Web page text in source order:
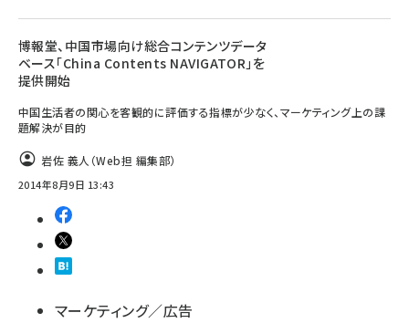
博報堂、中国市場向け総合コンテンツデータ
ベース「China Contents NAVIGATOR」を
提供開始
中国生活者の関心を客観的に評価する指標が少なく、マーケティング上の課
題解決が目的
岩佐 義人（Web担 編集部）
2014年8月9日 13:43
マーケティング／広告